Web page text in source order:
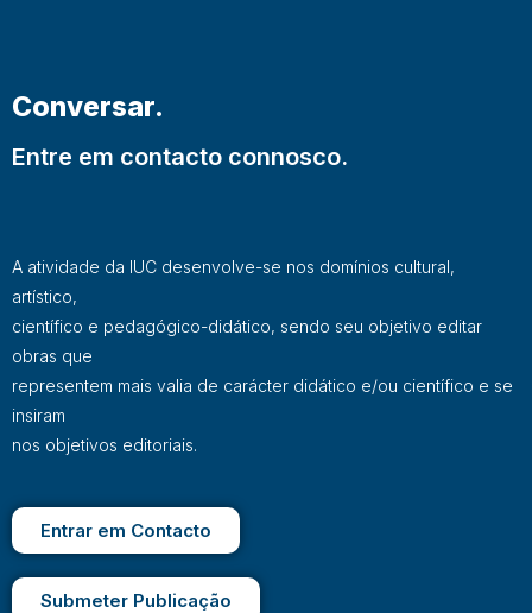
Conversar.
Entre em contacto connosco.
A atividade da IUC desenvolve-se nos domínios cultural,
artístico,
científico e pedagógico-didático, sendo seu objetivo editar
obras que
representem mais valia de carácter didático e/ou científico e se
insiram
nos objetivos editoriais.
Entrar em Contacto
Submeter Publicação